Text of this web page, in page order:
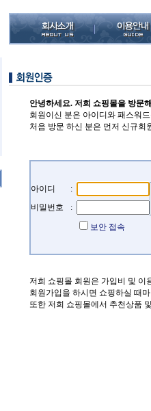
안녕하세요. 저희 쇼핑몰을 방문
회원이신 분은 아이디와 패스워
처음 방문 하신 분은 먼저 신규회
아이디
:
비밀번호
:
보안 접속
저희 쇼핑몰 회원은 가입비 및 이
회원가입을 하시면 쇼핑하실 때
또한 저희 쇼핑몰에서 추천상품